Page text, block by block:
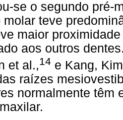
se o segundo pré-
molar teve
maior
aos outros
et al.,14 e Kang,
raízes
normalmente têm